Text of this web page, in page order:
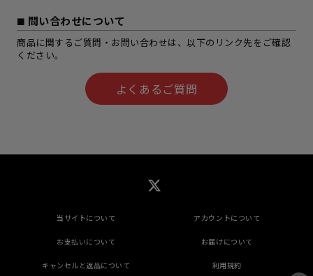
問い合わせについて
商品に関するご質問・お問い合わせは、以下のリンク先をご確認
ください。
よくあるご質問
当サイトについて アカウントについて
お支払いについて お届けについて
キャンセルと返品について 利用規約